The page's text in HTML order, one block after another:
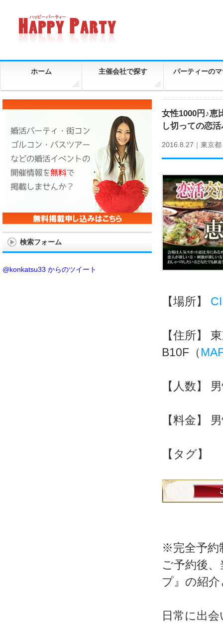
ホーム 主催会社で探す パーティーの
女性1000円♪恵
し切っての恋
2016.8.27｜ 東京都
【場所】
【住所】
B10F（
【人数】
【料金】
【タグ】
※完全予約
ご予約後
プ』の紹
日常に出
検索フォーム
@konkatsu33 からのツイート